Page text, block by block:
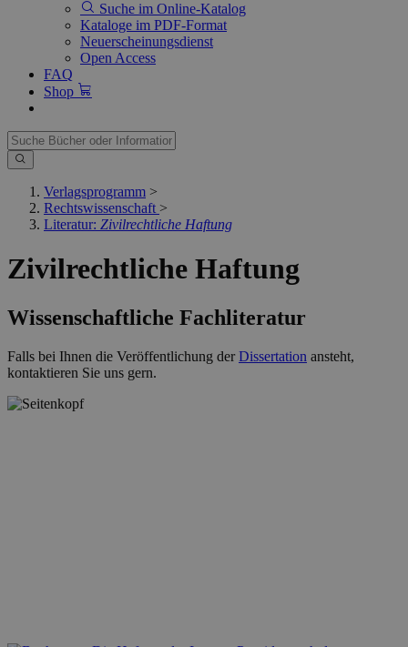
Suche im Online-Katalog
Kataloge im PDF-Format
Neuerscheinungsdienst
Open Access
FAQ
Shop
Verlagsprogramm >
Rechtswissenschaft >
Literatur: Zivilrechtliche Haftung
Zivilrechtliche Haftung
Wissenschaftliche Fachliteratur
Falls bei Ihnen die Veröffentlichung derDissertation ansteht,
kontaktieren Sie uns gern.